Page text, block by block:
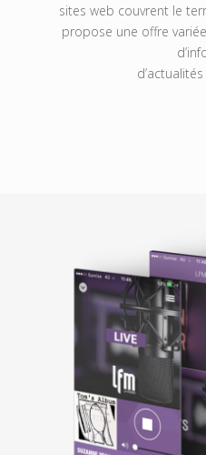
sites web couvrent le
propose une offre